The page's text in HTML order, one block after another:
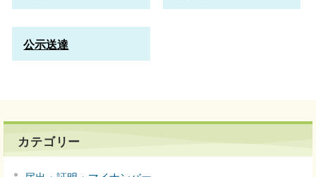
公示送達
カテゴリー